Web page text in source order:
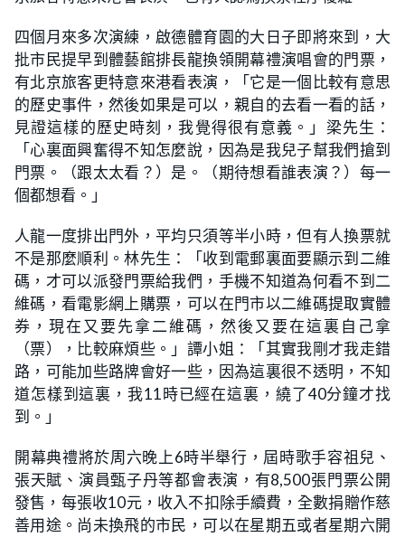
2
4
5
%
四個月來多次演練，啟德體育園的大日子即將來到，大
批市民提早到體藝館排長龍換領開幕禮演唱會的門票，
有北京旅客更特意來港看表演，「它是一個比較有意思
的歷史事件，然後如果是可以，親自的去看一看的話，
見證這樣的歷史時刻，我覺得很有意義。」梁先生：
「心裏面興奮得不知怎麼說，因為是我兒子幫我們搶到
門票。（跟太太看？）是。（期待想看誰表演？）每一
個都想看。」
人龍一度排出門外，平均只須等半小時，但有人換票就
不是那麼順利。林先生：「收到電郵裏面要顯示到二維
碼，才可以派發門票給我們，手機不知道為何看不到二
維碼，看電影網上購票，可以在門市以二維碼提取實體
券，現在又要先拿二維碼，然後又要在這裏自己拿
（票），比較麻煩些。」譚小姐：「其實我剛才我走錯
路，可能加些路牌會好一些，因為這裏很不透明，不知
道怎樣到這裏，我11時已經在這裏，繞了40分鐘才找
到。」
開幕典禮將於周六晚上6時半舉行，屆時歌手容祖兒、
張天賦、演員甄子丹等都會表演，有8,500張門票公開
發售，每張收10元，收入不扣除手續費，全數捐贈作慈
善用途。尚未換飛的市民，可以在星期五或者星期六開